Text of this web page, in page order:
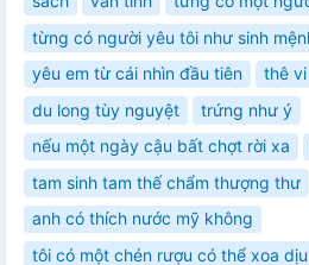
từng có người yêu tôi như sinh
yêu em từ cái nhìn đầu tiên
thê
du long tùy nguyệt
trứng như ý
nếu một ngày cậu bất chợt rời xa
tam sinh tam thế chẩm thượng thư
anh có thích nước mỹ không
tôi có một chén rượu có thể xoa